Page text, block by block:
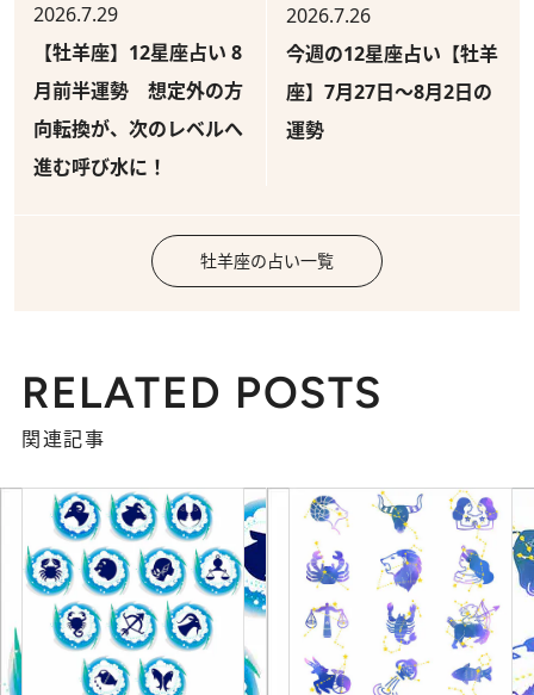
2026.7.29
【牡羊座】12星座占い 8
月前半運勢 想定外の方
向転換が、次のレベルへ
進む呼び水に！
2026.7.26
今週の12星座占い【牡羊
座】7月27日～8月2日の
運勢
牡羊座の占い一覧
RELATED POSTS
関連記事